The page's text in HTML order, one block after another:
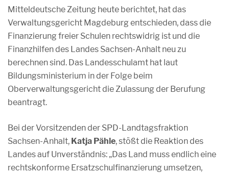
Mitteldeutsche Zeitung heute berichtet, hat das
Verwaltungsgericht Magdeburg entschieden, dass die
Finanzierung freier Schulen rechtswidrig ist und die
Finanzhilfen des Landes Sachsen-Anhalt neu zu
berechnen sind. Das Landesschulamt hat laut
Bildungsministerium in der Folge beim
Oberverwaltungsgericht die Zulassung der Berufung
beantragt.
Bei der Vorsitzenden der SPD-Landtagsfraktion
Sachsen-Anhalt, Katja Pähle, stößt die Reaktion des
Landes auf Unverständnis: „Das Land muss endlich eine
rechtskonforme Ersatzschulfinanzierung umsetzen,